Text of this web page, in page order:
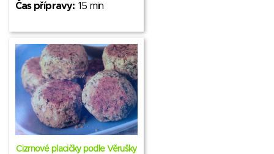
Čas přípravy: 15 min
Cizrnové placičky podle Věrušky